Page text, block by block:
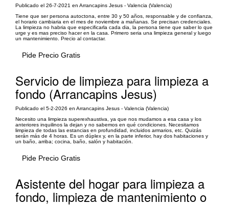
Publicado el 26-7-2021 en Arrancapins Jesus - Valencia (Valencia)
Tiene que ser persona autoctona, entre 30 y 50 años, responsable y de confianza,
el horario cambiaria en el mes de noviembre a mañanas. Se precisan credenciales.
La limpieza no habria que especificarla cada dia, la persona tiene que saber lo que
urge y es mas preciso hacer en la casa. Primero seria una limpieza general y luego
un mantenimiento. Precio al contactar.
Pide Precio Gratis
Servicio de limpieza para limpieza a
fondo (Arrancapins Jesus)
Publicado el 5-2-2026 en Arrancapins Jesus - Valencia (Valencia)
Necesito una limpieza superexhaustiva, ya que nos mudamos a esa casa y los
anteriores inquilinos la dejan y no sabemos en qué condiciones. Necesitamos
limpieza de todas las estancias en profundidad, incluidos armarios, etc. Quizás
serán más de 4 horas. Es un dúplex y, en la parte inferior, hay dos habitaciones y
un baño, arriba; cocina, baño, salón y habitación.
Pide Precio Gratis
Asistente del hogar para limpieza a
fondo, limpieza de mantenimiento o